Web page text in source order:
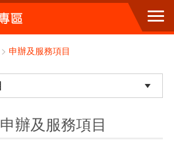
> 申辦及服務項目
申辦及服務項目